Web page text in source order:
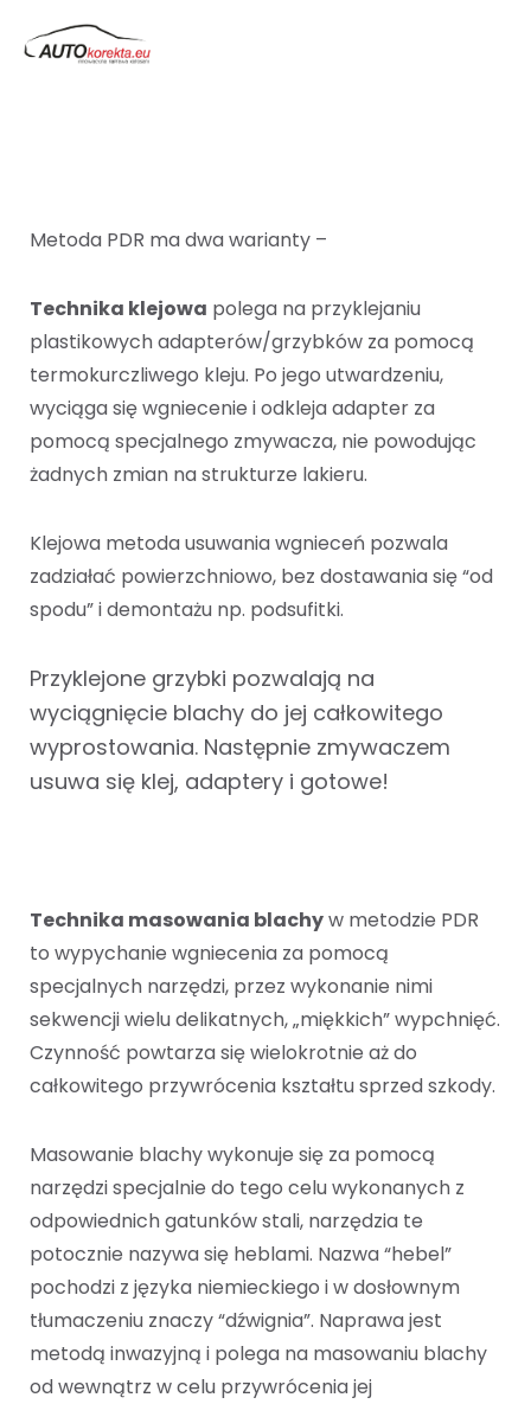
Metoda PDR ma dwa warianty –
Technika klejowa polega na przyklejaniu
plastikowych adapterów/grzybków za pomocą
termokurczliwego kleju. Po jego utwardzeniu,
wyciąga się wgniecenie i odkleja adapter za
pomocą specjalnego zmywacza, nie powodując
żadnych zmian na strukturze lakieru.
Klejowa metoda usuwania wgnieceń pozwala
zadziałać powierzchniowo, bez dostawania się “od
spodu” i demontażu np. podsufitki.
Przyklejone grzybki pozwalają na
wyciągnięcie blachy do jej całkowitego
wyprostowania. Następnie zmywaczem
usuwa się klej, adaptery i gotowe!
Technika masowania blachyw metodzie PDR
to wypychanie wgniecenia za pomocą
specjalnych narzędzi, przez wykonanie nimi
sekwencji wielu delikatnych, „miękkich” wypchnięć.
Czynność powtarza się wielokrotnie aż do
całkowitego przywrócenia kształtu sprzed szkody.
Masowanie blachy wykonuje się za pomocą
narzędzi specjalnie do tego celu wykonanych z
odpowiednich gatunków stali, narzędzia te
potocznie nazywa się heblami. Nazwa “hebel”
pochodzi z języka niemieckiego i w dosłownym
tłumaczeniu znaczy “dźwignia”. Naprawa jest
metodą inwazyjną i polega na masowaniu blachy
od wewnątrz w celu przywrócenia jej